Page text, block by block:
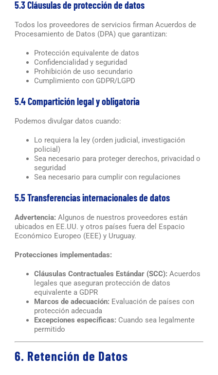
5.3 Cláusulas de protección de datos
Todos los proveedores de servicios firman Acuerdos de
Procesamiento de Datos (DPA) que garantizan:
Protección equivalente de datos
Confidencialidad y seguridad
Prohibición de uso secundario
Cumplimiento con GDPR/LGPD
5.4 Compartición legal y obligatoria
Podemos divulgar datos cuando:
Lo requiera la ley (orden judicial, investigación
policial)
Sea necesario para proteger derechos, privacidad o
seguridad
Sea necesario para cumplir con regulaciones
5.5 Transferencias internacionales de datos
Advertencia: Algunos de nuestros proveedores están
ubicados en EE.UU. y otros países fuera del Espacio
Económico Europeo (EEE) y Uruguay.
Protecciones implementadas:
Cláusulas Contractuales Estándar (SCC): Acuerdos
legales que aseguran protección de datos
equivalente a GDPR
Marcos de adecuación: Evaluación de países con
protección adecuada
Excepciones específicas: Cuando sea legalmente
permitido
6. Retención de Datos